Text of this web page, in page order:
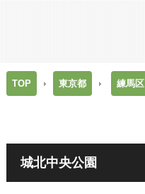
TOP 東京都 練馬区
城北中央公園